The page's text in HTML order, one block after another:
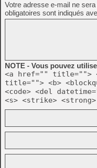
Votre adresse e-mail ne
obligatoires sont indiqués
NOTE - Vous pouvez
<a href="" title="">
title=""> <b>
<code> <del
<s> <strike> <strong>